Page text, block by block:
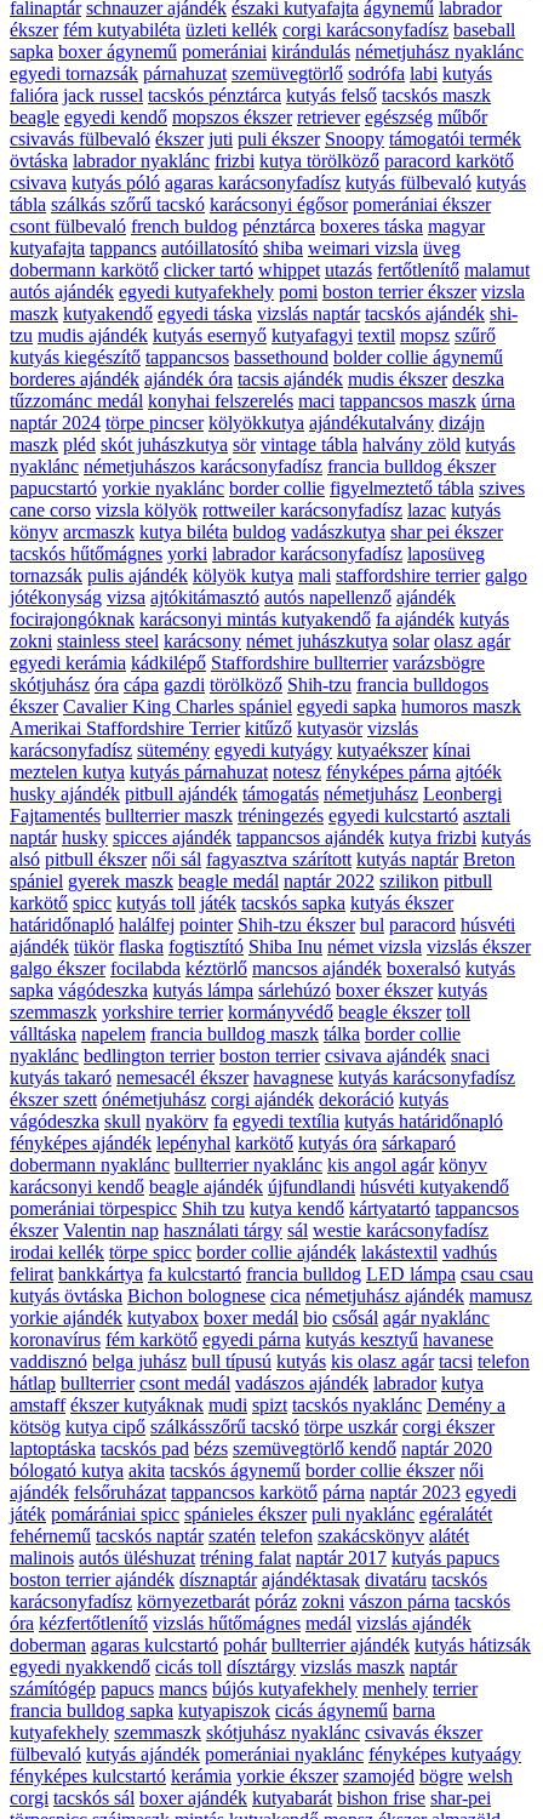
falinaptár schnauzer ajándék északi kutyafajta ágynemű labrador
ékszer fém kutyabiléta üzleti kellék corgi karácsonyfadísz baseball
sapka boxer ágynemű pomerániai kirándulás németjuhász nyaklánc
egyedi tornazsák párnahuzat szemüvegtörlő sodrófa labi kutyás
falióra jack russel tacskós pénztárca kutyás felső tacskós maszk
beagle egyedi kendő mopszos ékszer retriever egészség műbőr
csivavás fülbevaló ékszer juti puli ékszer Snoopy támogatói termék
övtáska labrador nyaklánc frizbi kutya törölköző paracord karkötő
csivava kutyás póló agaras karácsonyfadísz kutyás fülbevaló kutyás
tábla szálkás szőrű tacskó karácsonyi égősor pomerániai ékszer
csont fülbevaló french buldog pénztárca boxeres táska magyar
kutyafajta tappancs autóillatosító shiba weimari vizsla üveg
dobermann karkötő clicker tartó whippet utazás fertőtlenítő malamut
autós ajándék egyedi kutyafekhely pomi boston terrier ékszer vizsla
maszk kutyakendő egyedi táska vizslás naptár tacskós ajándék shi-
tzu mudis ajándék kutyás esernyő kutyafagyi textil mopsz szűrő
kutyás kiegészítő tappancsos bassethound bolder collie ágynemű
borderes ajándék ajándék óra tacsis ajándék mudis ékszer deszka
tűzzománc medál konyhai felszerelés maci tappancsos maszk úrna
naptár 2024 törpe pincser kölyökkutya ajándékutalvány dizájn
maszk pléd skót juhászkutya sör vintage tábla halvány zöld kutyás
nyaklánc németjuhászos karácsonyfadísz francia bulldog ékszer
papucstartó yorkie nyaklánc border collie figyelmeztető tábla szives
cane corso vizsla kölyök rottweiler karácsonyfadísz lazac kutyás
könyv arcmaszk kutya biléta buldog vadászkutya shar pei ékszer
tacskós hűtőmágnes yorki labrador karácsonyfadísz laposüveg
tornazsák pulis ajándék kölyök kutya mali staffordshire terrier galgo
jótékonyság vizsa ajtókitámasztó autós napellenző ajándék
focirajongóknak karácsonyi mintás kutyakendő fa ajándék kutyás
zokni stainless steel karácsony német juhászkutya solar olasz agár
egyedi kerámia kádkilépő Staffordshire bullterrier varázsbögre
skótjuhász óra cápa gazdi törölköző Shih-tzu francia bulldogos
ékszer Cavalier King Charles spániel egyedi sapka humoros maszk
Amerikai Staffordshire Terrier kitűző kutyasör vizslás
karácsonyfadísz sütemény egyedi kutyágy kutyaékszer kínai
meztelen kutya kutyás párnahuzat notesz fényképes párna ajtóék
husky ajándék pitbull ajándék támogatás németjuhász Leonbergi
Fajtamentés bullterrier maszk tréningezés egyedi kulcstartó asztali
naptár husky spicces ajándék tappancsos ajándék kutya frizbi kutyás
alsó pitbull ékszer női sál fagyasztva szárított kutyás naptár Breton
spániel gyerek maszk beagle medál naptár 2022 szilikon pitbull
karkötő spicc kutyás toll játék tacskós sapka kutyás ékszer
határidőnapló halálfej pointer Shih-tzu ékszer bul paracord húsvéti
ajándék tükör flaska fogtisztító Shiba Inu német vizsla vizslás ékszer
galgo ékszer focilabda kéztörlő mancsos ajándék boxeralsó kutyás
sapka vágódeszka kutyás lámpa sárlehúzó boxer ékszer kutyás
szemmaszk yorkshire terrier kormányvédő beagle ékszer toll
válltáska napelem francia bulldog maszk tálka border collie
nyaklánc bedlington terrier boston terrier csivava ajándék snaci
kutyás takaró nemesacél ékszer havagnese kutyás karácsonyfadísz
ékszer szett ónémetjuhász corgi ajándék dekoráció kutyás
vágódeszka skull nyakörv fa egyedi textília kutyás határidőnapló
fényképes ajándék lepényhal karkötő kutyás óra sárkaparó
dobermann nyaklánc bullterrier nyaklánc kis angol agár könyv
karácsonyi kendő beagle ajándék újfundlandi húsvéti kutyakendő
pomerániai törpespicc Shih tzu kutya kendő kártyatartó tappancsos
ékszer Valentin nap használati tárgy sál westie karácsonyfadísz
irodai kellék törpe spicc border collie ajándék lakástextil vadhús
felirat bankkártya fa kulcstartó francia bulldog LED lámpa csau csau
kutyás övtáska Bichon bolognese cica németjuhász ajándék mamusz
yorkie ajándék kutyabox boxer medál bio csősál agár nyaklánc
koronavírus fém karkötő egyedi párna kutyás kesztyű havanese
vaddisznó belga juhász bull típusú kutyás kis olasz agár tacsi telefon
hátlap bullterrier csont medál vadászos ajándék labrador kutya
amstaff ékszer kutyáknak mudi spizt tacskós nyaklánc Demény a
kötsög kutya cipő szálkásszőrű tacskó törpe uszkár corgi ékszer
laptoptáska tacskós pad bézs szemüvegtörlő kendő naptár 2020
bólogató kutya akita tacskós ágynemű border collie ékszer női
ajándék felsőruházat tappancsos karkötő párna naptár 2023 egyedi
játék pomárániai spicc spánieles ékszer puli nyaklánc egéralátét
fehérnemű tacskós naptár szatén telefon szakácskönyv alátét
malinois autós üléshuzat tréning falat naptár 2017 kutyás papucs
boston terrier ajándék dísznaptár ajándéktasak divatáru tacskós
karácsonyfadísz környezetbarát póráz zokni vászon párna tacskós
óra kézfertőtlenítő vizslás hűtőmágnes medál vizslás ajándék
doberman agaras kulcstartó pohár bullterrier ajándék kutyás hátizsák
egyedi nyakkendő cicás toll dísztárgy vizslás maszk naptár
számítógép papucs mancs bújós kutyafekhely menhely terrier
francia bulldog sapka kutyapiszok cicás ágynemű barna
kutyafekhely szemmaszk skótjuhász nyaklánc csivavás ékszer
fülbevaló kutyás ajándék pomerániai nyaklánc fényképes kutyaágy
fényképes kulcstartó kerámia yorkie ékszer szamojéd bögre welsh
corgi tacskós sál boxer ajándék kutyabarát bishon frise shar-pei